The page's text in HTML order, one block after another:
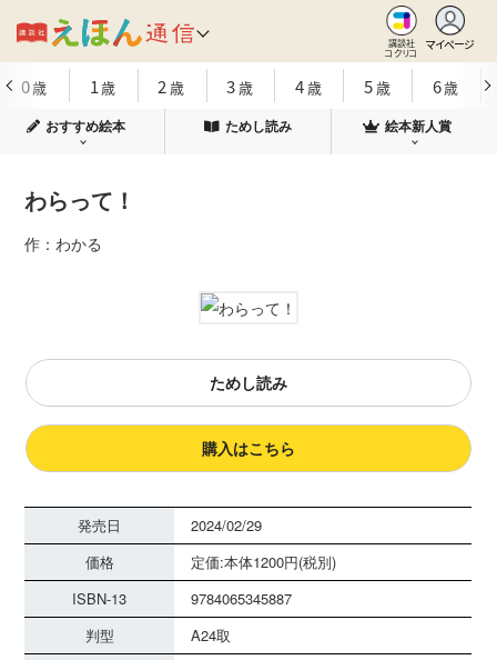
講談社
コクリコ
マイページ
0歳 1歳 2 歳 3歳 4歳 5歳 6歳
おすすめ絵本 ためし読み 絵本新人賞
わらって！
作：わかる
ためし読み
購入はこちら
発売日
2024/02/29
価格
定価:本体1200円(税別)
ISBN-13
9784065345887
判型
A24取